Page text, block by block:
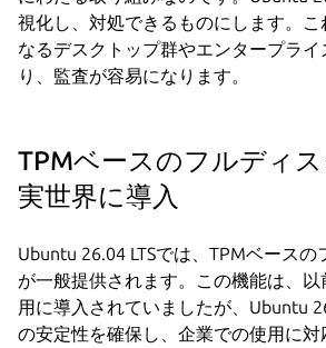
視化し、対処できるものにします。こ
なるデスクトップ群やエンタープラ
り、監査が容易になります。
TPMベースのフルディ
実世界に導入
Ubuntu 26.04 LTSでは、TPMベース
が一般提供されます。この機能は、
用に導入されていましたが、Ubuntu
の安定性を確保し、企業での使用に